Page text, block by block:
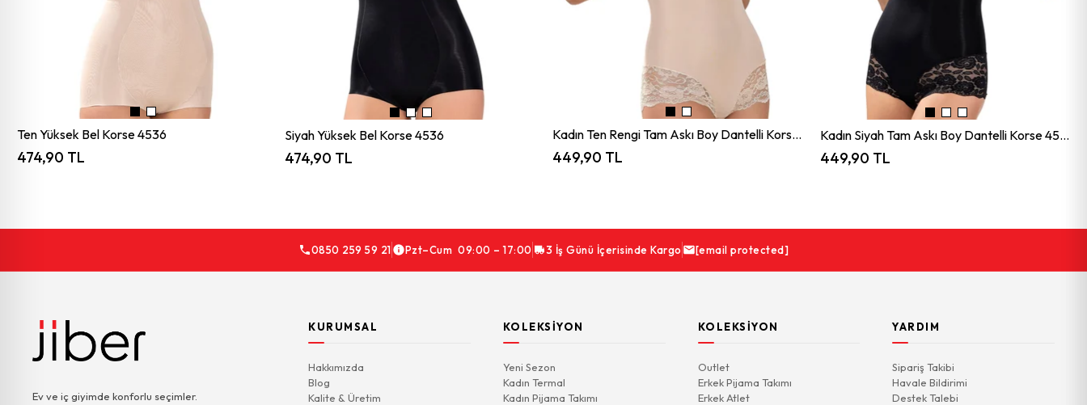
Ten Yüksek Bel Korse 4536
474,90 TL
Siyah Yüksek Bel Korse 4536
474,90 TL
Kadın Ten Rengi Tam Askı Boy Dantelli Korse 4535
449,90 TL
Kadın Siyah Tam Askı Boy Dantelli Korse 4535
449,90 TL
0850 259 59 21 Pzt–Cum 09:00 – 17:00 3 İş Günü İçerisinde Kargo [email protected]
Ev ve iç giyimde konforlu seçimler.
KURUMSAL
Hakkımızda
Blog
Kalite & Üretim
KOLEKSIYON
Yeni Sezon
Kadın Termal
Kadın Pijama Takımı
KOLEKSIYON
Outlet
Erkek Pijama Takımı
Erkek Atlet
YARDIM
Sipariş Takibi
Havale Bildirimi
Destek Talebi